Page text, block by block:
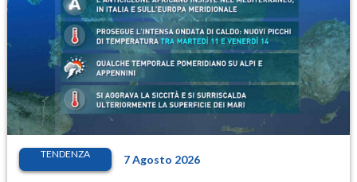
TENDENZA 7 Agosto 2026